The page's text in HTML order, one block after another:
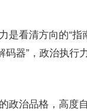
是看清方向的“指
码器”，政治执行
政治品格，高度